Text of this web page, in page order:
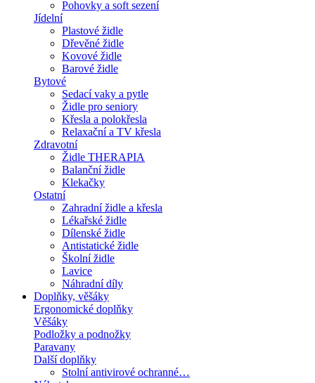
Pohovky a soft sezení
Jídelní
Plastové židle
Dřevěné židle
Kovové židle
Barové židle
Bytové
Sedací vaky a pytle
Židle pro seniory
Křesla a polokřesla
Relaxační a TV křesla
Zdravotní
Židle THERAPIA
Balanční židle
Klekačky
Ostatní
Zahradní židle a křesla
Lékařské židle
Dílenské židle
Antistatické židle
Školní židle
Lavice
Náhradní díly
Doplňky, věšáky
Ergonomické doplňky
Věšáky
Podložky a podnožky
Paravany
Další doplňky
Stolní antivirové ochranné…